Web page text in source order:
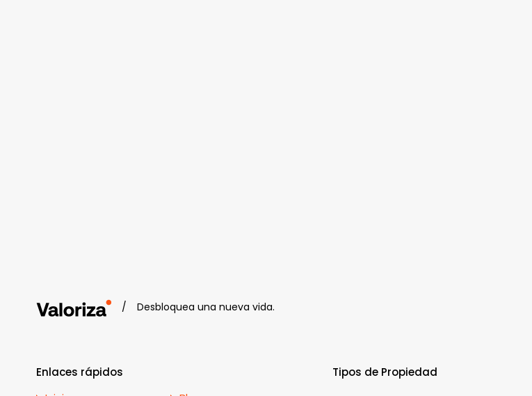
/ Desbloquea una nueva vida.
Enlaces rápidos
Tipos de Propiedad